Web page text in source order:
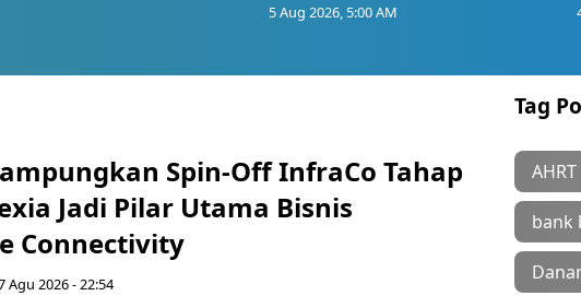
5 Aug 2026, 5:00 AM
Spin-Off InfraCo Tahap
Jadi Pilar Utama Bisnis
Connectivity
Agu 2026 - 22:54
Tag
AHRT
bank